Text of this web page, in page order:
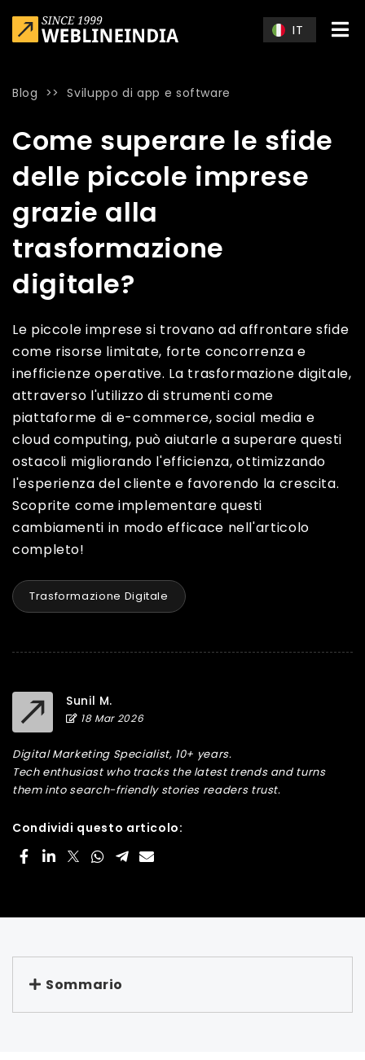
IT
Blog >>Sviluppo di app e software
Come superare le sfide
delle piccole imprese
grazie alla
trasformazione
digitale?
Le piccole imprese si trovano ad affrontare sfide
come risorse limitate, forte concorrenza e
inefficienze operative. La trasformazione digitale,
attraverso l'utilizzo di strumenti come
piattaforme di e-commerce, social media e
cloud computing, può aiutarle a superare questi
ostacoli migliorando l'efficienza, ottimizzando
l'esperienza del cliente e favorendo la crescita.
Scoprite come implementare questi
cambiamenti in modo efficace nell'articolo
completo!
Trasformazione Digitale
Sunil M.
18 Mar 2026
Digital Marketing Specialist, 10+ years.
Tech enthusiast who tracks the latest trends and turns
them into search-friendly stories readers trust.
Condividi questo articolo:
Sommario